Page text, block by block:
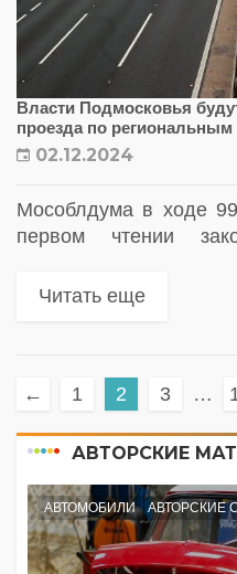
Власти Подмосковья
проезда по региональным
02.12.2024
Мособлдума в ходе
первом чтении
дорогам. Какие
Читать еще
← 1 2 3 …
АВТОРСКИЕ
АВТОМОБИЛИ АВТОРСКИЕ